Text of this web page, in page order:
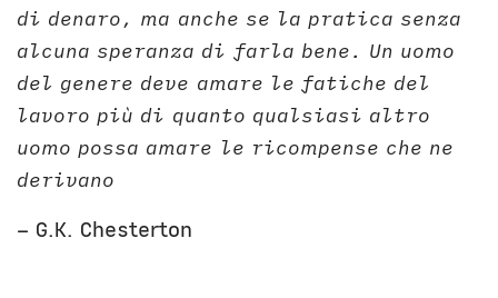
di denaro, ma anche se la pratica senza
alcuna speranza di farla bene. Un uomo
del genere deve amare le fatiche del
lavoro più di quanto qualsiasi altro
uomo possa amare le ricompense che ne
derivano
– G.K. Chesterton